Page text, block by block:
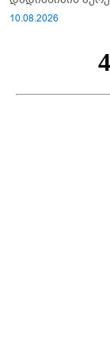
10.08.2026